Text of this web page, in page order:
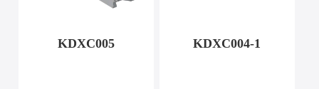
KDXC005 KDXC004-1